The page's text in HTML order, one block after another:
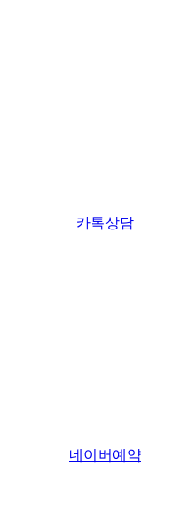
카톡상담
네이버예약